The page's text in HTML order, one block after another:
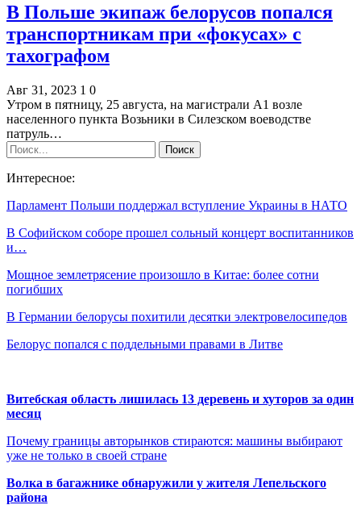
В Польше экипаж белорусов попался
транспортникам при «фокусах» с
тахографом
Авг 31, 2023 1 0
Утром в пятницу, 25 августа, на магистрали А1 возле
населенного пункта Возьники в Силезском воеводстве
патруль…
Интересное:
Парламент Польши поддержал вступление Украины в НАТО
В Софийском соборе прошел сольный концерт воспитанников
и…
Мощное землетрясение произошло в Китае: более сотни
погибших
В Германии белорусы похитили десятки электровелосипедов
Белорус попался с поддельными правами в Литве
Витебская область лишилась 13 деревень и хуторов за один
месяц
Почему границы авторынков стираются: машины выбирают
уже не только в своей стране
Волка в багажнике обнаружили у жителя Лепельского
района